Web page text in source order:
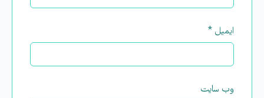
ایمیل *
وب‌ سایت